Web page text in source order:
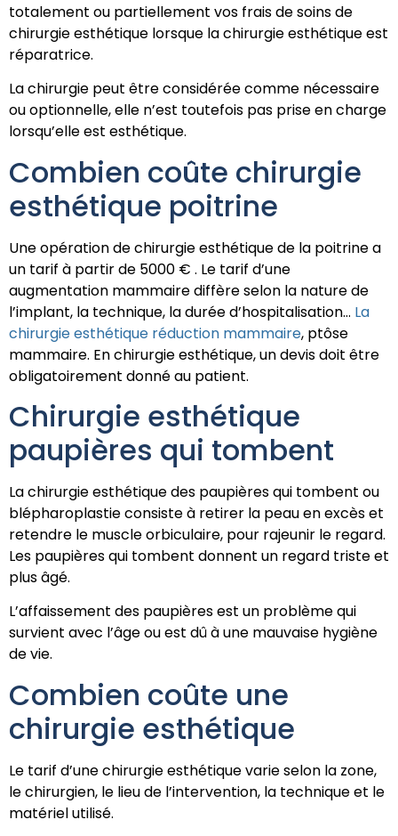
totalement ou partiellement vos frais de soins de
chirurgie esthétique lorsque la chirurgie esthétique est
réparatrice.
La chirurgie peut être considérée comme nécessaire
ou optionnelle, elle n’est toutefois pas prise en charge
lorsqu’elle est esthétique.
Combien coûte chirurgie
esthétique poitrine
Une opération de chirurgie esthétique de la poitrine a
un tarif à partir de 5000 € . Le tarif d’une
augmentation mammaire diffère selon la nature de
l’implant, la technique, la durée d’hospitalisation… La
chirurgie esthétique réduction mammaire, ptôse
mammaire. En chirurgie esthétique, un devis doit être
obligatoirement donné au patient.
Chirurgie esthétique
paupières qui tombent
La chirurgie esthétique des paupières qui tombent ou
blépharoplastie consiste à retirer la peau en excès et
retendre le muscle orbiculaire, pour rajeunir le regard.
Les paupières qui tombent donnent un regard triste et
plus âgé.
L’affaissement des paupières est un problème qui
survient avec l’âge ou est dû à une mauvaise hygiène
de vie.
Combien coûte une
chirurgie esthétique
Le tarif d’une chirurgie esthétique varie selon la zone,
le chirurgien, le lieu de l’intervention, la technique et le
matériel utilisé.